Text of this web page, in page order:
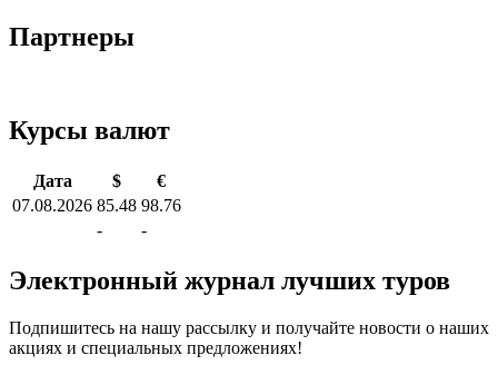
Партнеры
Курсы валют
Дата $
€
07.08.2026 85.48 98.76
-
-
Электронный журнал лучших туров
Подпишитесь на нашу рассылку и получайте новости о наших
акциях и специальных предложениях!